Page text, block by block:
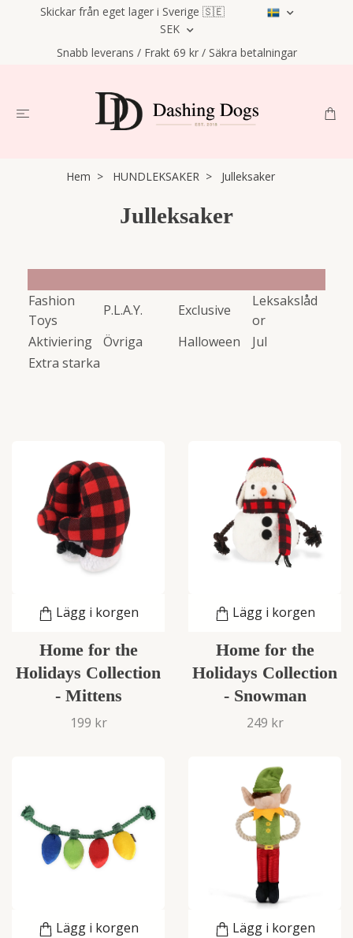
Skickar från eget lager i Sverige 🇸🇪
SEK
Snabb leverans / Frakt 69 kr / Säkra betalningar
Hem HUNDLEKSAKER Julleksaker
Julleksaker
Fashion
Toys
P.L.A.Y. Exclusive
Leksakslåd
or
Aktiviering
Övriga Halloween
Jul
Extra starka
Lägg i korgen
Home for the
Holidays Collection
- Mittens
199 kr
Lägg i korgen
Home for the
Holidays Collection
- Snowman
249 kr
Lägg i korgen Lägg i korgen